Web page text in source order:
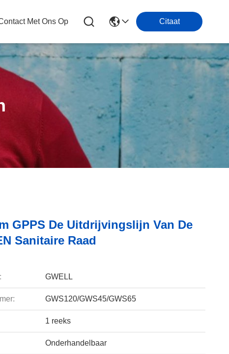
Met Ons Op Citaat
GPPS De Uitdrijvingslijn Van De
Sanitaire Raad
GWELL
GWS120/GWS45/GWS65
1 reeks
Onderhandelbaar